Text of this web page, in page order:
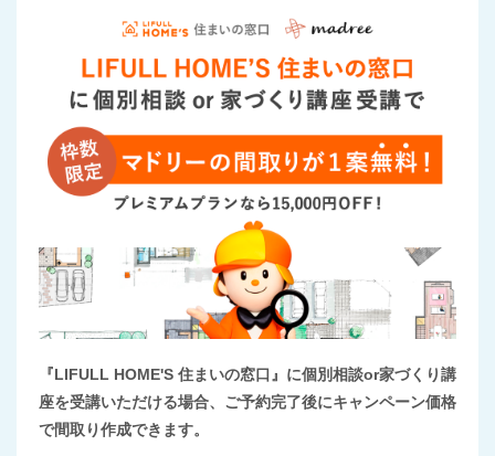
『LIFULL HOME'S 住まいの窓口』に個別相談or家づくり講
座を受講いただける場合、ご予約完了後にキャンペーン価格
で間取り作成できます。